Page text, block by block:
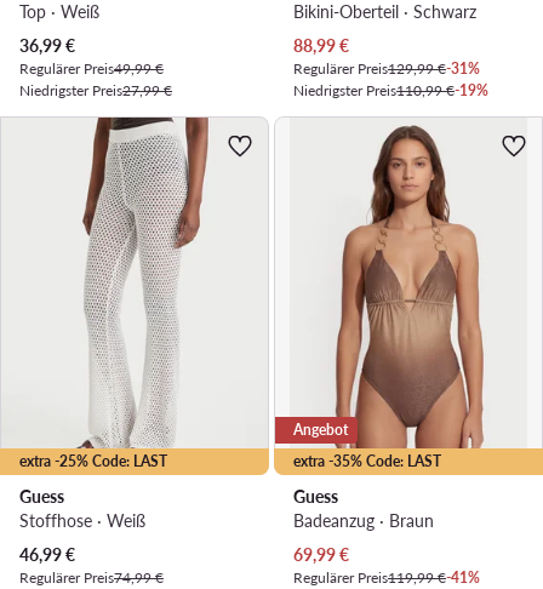
Top · Weiß
Aktueller Preis
36,99€
Regulärer Preis49,99 €
Niedrigster Preis27,99 €
Bikini-Oberteil · Schwarz
Aktueller Preis
88,99€
Regulärer Preis129,99 €-31%
Niedrigster Preis110,99 €-19%
extra -25% Code: LAST
Guess
Stoffhose · Weiß
Aktueller Preis
46,99€
Regulärer Preis74,99 €
extra -35% Code: LAST
Angebot
Guess
Badeanzug · Braun
Aktueller Preis
69,99€
Regulärer Preis119,99 €-41%